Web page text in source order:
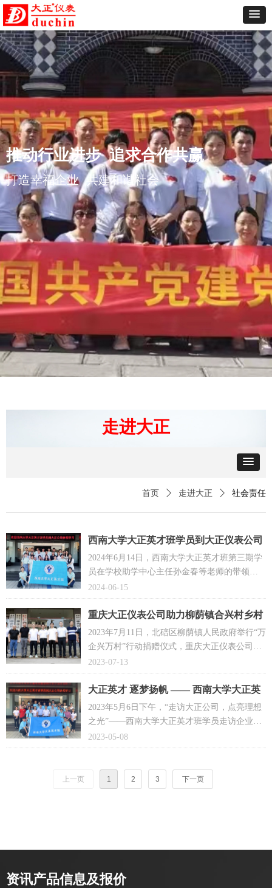
推动行业进步 追求合作共赢
打造幸福企业 共建和谐社会
首页 ꄲ 走进大正 ꄲ 社会责任
走进大正
西南大学大正英才班学员到大正仪表公司
参观学习
2024年6月14日，西南大学大正英才班第三期学
员在学校助学中心主任孙金春等老师的带领
下，来到大正仪表公司参观学习，并与公司董
事长、大正英才班创始人周洪琴进行了面对面
座谈交流。
2024-06-15
重庆大正仪表公司助力柳荫镇合兴村乡村
振兴 ——“万企兴万村”行动捐赠仪式圆满
成功
2023年7月11日，北碚区柳荫镇人民政府举行“万
企兴万村”行动捐赠仪式，重庆大正仪表公司向
柳荫镇合兴村捐赠20万元，支持柳荫镇合兴村
建设便民服务中心。
2023-07-13
大正英才 逐梦扬帆 —— 西南大学大正英
才班学员走访企业学习实践活动圆满举办
2023年5月6日下午，“走访大正公司，点亮理想
之光”——西南大学大正英才班学员走访企业学
习实践活动在重庆大正仪表公司顺利开展
2023-05-08
上一页 1 2 3 下一页
资讯产品信息及报价